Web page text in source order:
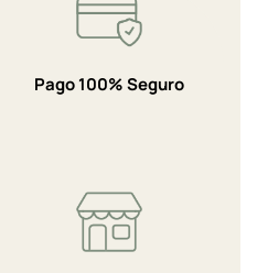
Pago 100% Seguro